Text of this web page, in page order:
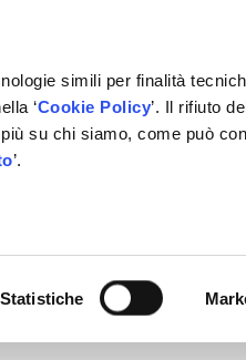
simili per finalità
‘Cookie Policy’. Il rifiuto
su chi siamo, come può
’.
Statistiche